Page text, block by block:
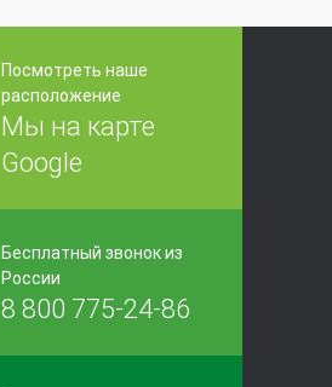
Посмотреть наше
расположение
Мы на карте
Google
Бесплатный звонок из
России
8 800 775-24-86